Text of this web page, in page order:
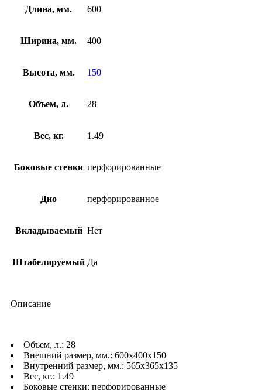
Длина, мм. 600
Ширина, мм. 400
Высота, мм. 150
Объем, л. 28
Вес, кг. 1.49
Боковые стенки перфорированные
Дно перфорированное
Вкладываемый Нет
Штабелируемый Да
Описание
Объем, л.: 28
Внешний размер, мм.: 600х400х150
Внутренний размер, мм.: 565х365х135
Вес, кг.: 1.49
Боковые стенки: перфорированные